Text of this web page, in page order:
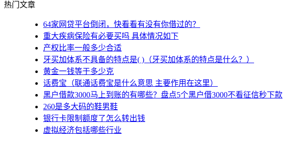
热门文章
64家网贷平台倒闭，快看看有没有你借过的？
重大疾病保险有必要买吗 具体情况如下
产权比率一般多少合适
牙买加体系不具备的特点是( )（牙买加体系的特点是什么？）
黄金一钱等于多少克
话费宝（联通话费宝是什么意思 主要作用在这里）
黑户借款3000马上到账的有哪些？盘点5个黑户借3000不看征信秒下款
260是多大码的鞋男鞋
银行卡限制额度了怎么转出钱
虚拟经济包括哪些行业